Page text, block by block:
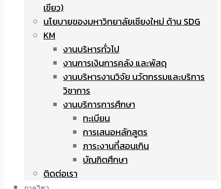
เขียว)
นโยบายของมหาวิทยาลัยเชียงใหม่ ด้าน SDG
KM
งานบริหารทั่วไป
งานการเงินการคลัง และพัสดุ
งานบริหารงานวิจัย นวัตกรรมและบริการ
วิชาการ
งานบริการการศึกษา
ทะเบียน
การเสนอหลักสูตร
ภาระงานที่สอนเกิน
บัณฑิตศึกษา
ติดต่อเรา